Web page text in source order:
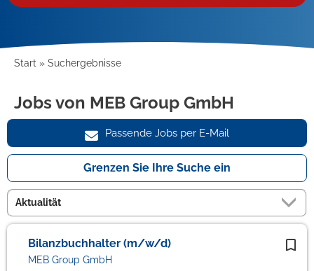
Start Suchergebnisse
Jobs von MEB Group GmbH
Passende Jobs per E-Mail
Grenzen Sie Ihre Suche ein
Bilanzbuchhalter (m/w/d)
MEB Group GmbH